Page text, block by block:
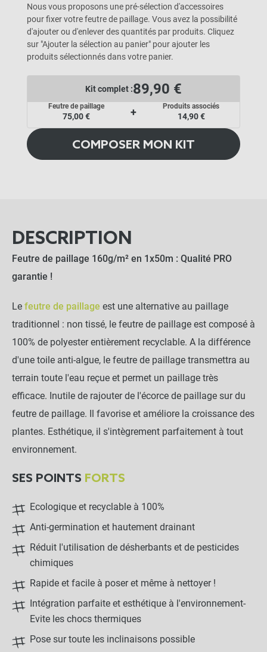
Nous vous proposons une pré-sélection d'accessoires
pour fixer votre feutre de paillage. Vous avez la possibilité
d'ajouter ou d'enlever des quantités par produits. Cliquez
sur "Ajouter la sélection au panier" pour ajouter les
produits sélectionnés dans votre panier.
Kit complet :89,90 €
Feutre de paillage
75,00 € +
Produits associés
14,90 €
COMPOSER MON KIT
NOTRE RECOMMANDATION POUR
UNE POSE EN TOUTE TRANQUILLITÉ
20x20x20cm - Sol meuble
DESCRIPTION
Feutre de paillage 160g/m² en 1x50m : Qualité PRO
garantie !
Le feutre de paillage est une alternative au paillage
traditionnel : non tissé, le feutre de paillage est composé à
100% de polyester entièrement recyclable. A la différence
d'une toile anti-algue, le feutre de paillage transmettra au
terrain toute l'eau reçue et permet un paillage très
efficace. Inutile de rajouter de l'écorce de paillage sur du
feutre de paillage. Il favorise et améliore la croissance des
plantes. Esthétique, il s'intègrement parfaitement à tout
environnement.
SES POINTS FORTS
Ecologique et recyclable à 100%
Anti-germination et hautement drainant
Réduit l'utilisation de désherbants et de pesticides
chimiques
Rapide et facile à poser et même à nettoyer !
Intégration parfaite et esthétique à l'environnement-
Evite les chocs thermiques
Pose sur toute les inclinaisons possible